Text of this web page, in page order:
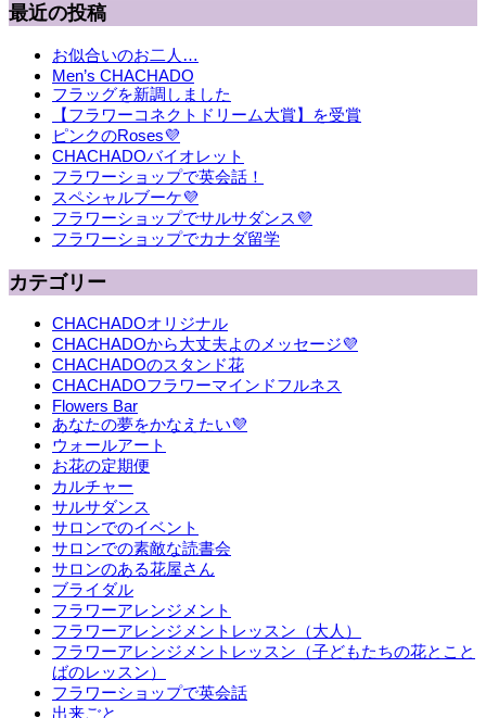
最近の投稿
お似合いのお二人…
Men’s CHACHADO
フラッグを新調しました
【フラワーコネクトドリーム大賞】を受賞
ピンクのRoses💜
CHACHADOバイオレット
フラワーショップで英会話！
スペシャルブーケ💜
フラワーショップでサルサダンス💜
フラワーショップでカナダ留学
カテゴリー
CHACHADOオリジナル
CHACHADOから大丈夫よのメッセージ💜
CHACHADOのスタンド花
CHACHADOフラワーマインドフルネス
Flowers Bar
あなたの夢をかなえたい💜
ウォールアート
お花の定期便
カルチャー
サルサダンス
サロンでのイベント
サロンでの素敵な読書会
サロンのある花屋さん
ブライダル
フラワーアレンジメント
フラワーアレンジメントレッスン（大人）
フラワーアレンジメントレッスン（子どもたちの花とこと
ばのレッスン）
フラワーショップで英会話
出来ごと